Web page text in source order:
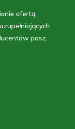
ofertą
pasz.